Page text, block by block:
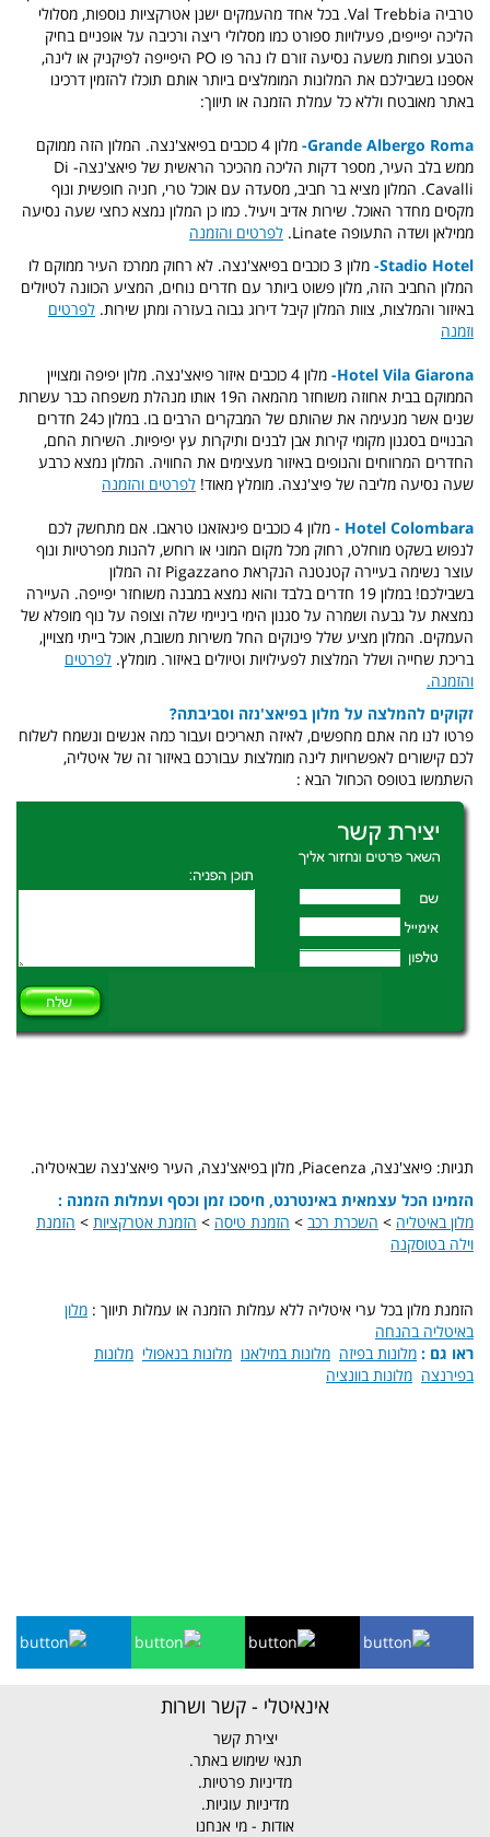
טרביה Val Trebbia. בכל אחד מהעמקים ישנן אטרקציות נוספות, מסלולי
הליכה יפייפים, פעילויות ספורט כמו מסלולי ריצה ורכיבה על אופניים בחיק
הטבע ופחות משעה נסיעה זורם לו נהר פו PO היפייפה לפיקניק או לינה,
אספנו בשבילכם את המלונות המומלצים ביותר אותם תוכלו להזמין דרכינו
באתר מאובטח וללא כל עמלת הזמנה או תיווך:
Grande Albergo Roma-
מלון 4 כוכבים בפיאצ'נצה. המלון הזה ממוקם
ממש בלב העיר, מספר דקות הליכה מהכיכר הראשית של פיאצ'נצה- Di
Cavalli. המלון מציא בר חביב, מסעדה עם אוכל טרי, חניה חופשית ונוף
מקסים מחדר האוכל. שירות אדיב ויעיל. כמו כן המלון נמצא כחצי שעה נסיעה
ממילאן ושדה התעופה Linate.
לפרטים והזמנה
Stadio Hotel-
מלון 3 כוכבים בפיאצ'נצה. לא רחוק ממרכז העיר ממוקם לו
המלון החביב הזה, מלון פשוט ביותר עם חדרים נוחים, המציע הכוונה לטיולים
באיזור והמלצות, צוות המלון קיבל דירוג גבוה בעזרה ומתן שירות. לפרטים
וזמנה
Hotel Vila Giarona-
מלון 4 כוכבים איזור פיאצ'נצה. מלון יפיפה ומצויין
הממוקם בבית אחוזה משוחזר מהמאה ה19 אותו מנהלת משפחה כבר עשרות
שנים אשר מנעימה את שהותם של המבקרים הרבים בו. במלון כ24 חדרים
הבנויים בסגנון מקומי קירות אבן לבנים ותיקרות עץ יפיפיות. השירות החם,
החדרים המרווחים והנופים באיזור מעצימים את החוויה. המלון נמצא כרבע
שעה נסיעה מליבה של פיצ'נצה. מומלץ מאוד! לפרטים והזמנה
Hotel Colombara -
מלון 4 כוכבים פיגאזאנו טראבו. אם מתחשק לכם
לנפוש בשקט מוחלט, רחוק מכל מקום המוני או רוחש, להנות מפרטיות ונוף
עוצר נשימה בעיירה קטנטנה הנקראת Pigazzano זה המלון
בשבילכם! במלון 19 חדרים בלבד והוא נמצא במבנה משוחזר יפייפה. העיירה
נמצאת על גבעה ושמרה על סגנון הימי ביניימי שלה וצופה על נוף מופלא של
העמקים. המלון מציע שלל פינוקים החל משירות משובח, אוכל בייתי מצויין,
בריכת שחייה ושלל המלצות לפעילויות וטיולים באיזור. מומלץ. לפרטים
והזמנה.
זקוקים להמלצה על מלון בפיאצ'נזה וסביבתה?
פרטו לנו מה אתם מחפשים, לאיזה תאריכים ועבור כמה אנשים ונשמח לשלוח
לכם קישורים לאפשרויות לינה מומלצות עבורכם באיזור זה של איטליה,
השתמשו בטופס הכחול הבא :
תגיות: פיאצ'נצה, Piacenza, מלון בפיאצ'נצה, העיר פיאצ'נצה שבאיטליה.
הזמינו הכל עצמאית באינטרנט, חיסכו זמן וכסף ועמלות הזמנה :
מלון באיטליה > השכרת רכב > הזמנת טיסה > הזמנת אטרקציות > הזמנת
וילה בטוסקנה
הזמנת מלון בכל ערי איטליה ללא עמלות הזמנה או עמלות תיווך : מלון
באיטליה בהנחה
ראו גם : מלונות בפיזה מלונות במילאנו מלונות בנאפולי מלונות
בפירנצה מלונות בוונציה
אינאיטלי - קשר ושרות
יצירת קשר
תנאי שימוש באתר.
מדיניות פרטיות.
מדיניות עוגיות.
אודות - מי אנחנו